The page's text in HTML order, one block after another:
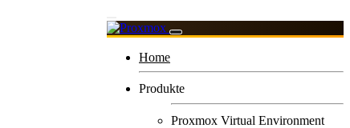
Home
Produkte
Proxmox Virtual Environment